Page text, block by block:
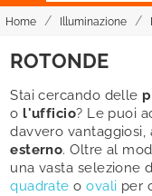
Home Illuminazione
ROTONDE
Stai cercando delle
o l'ufficio? Le puoi
davvero vantaggiosi,
esterno. Oltre al
una vasta selezione
quadrate oovali per